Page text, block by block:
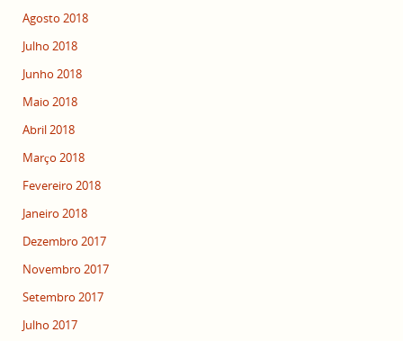
Agosto 2018
Julho 2018
Junho 2018
Maio 2018
Abril 2018
Março 2018
Fevereiro 2018
Janeiro 2018
Dezembro 2017
Novembro 2017
Setembro 2017
Julho 2017